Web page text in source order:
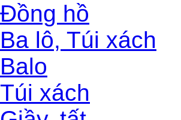
Đồng hồ
Ba lô, Túi xách
Balo
Túi xách